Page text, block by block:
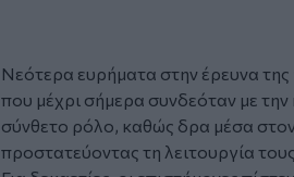
Νεότερα ευρήματα στην έρευνα της
που μέχρι σήμερα συνδεόταν με την
σύνθετο ρόλο, καθώς δρα μέσα
προστατεύοντας τη λειτουργία